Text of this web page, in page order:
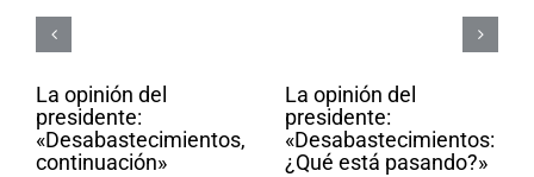
La opinión del
presidente:
«Desabastecimientos,
continuación»
La opinión del
presidente:
«Desabastecimientos:
¿Qué está pasando?»